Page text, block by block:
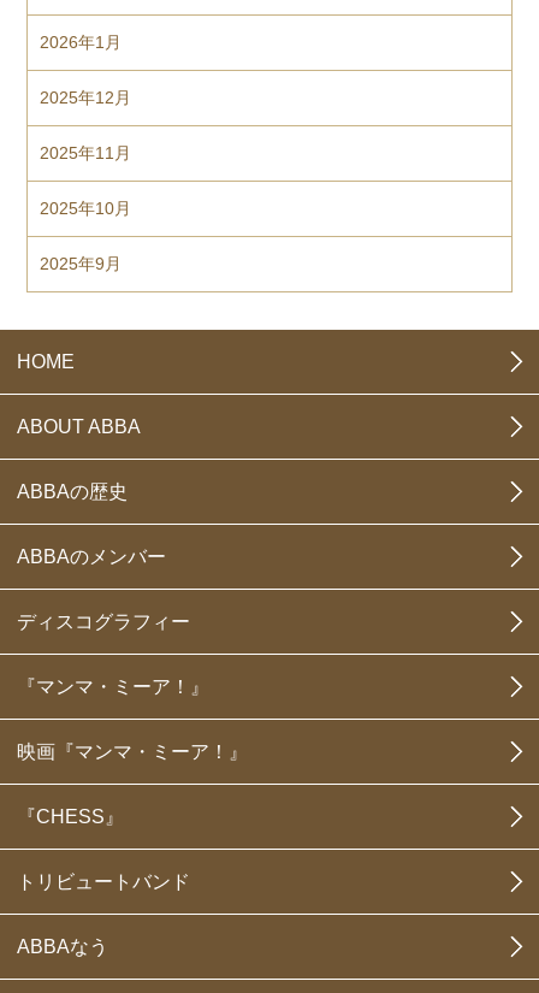
2026年1月
2025年12月
2025年11月
2025年10月
2025年9月
HOME
ABOUT ABBA
ABBAの歴史
ABBAのメンバー
ディスコグラフィー
『マンマ・ミーア！』
映画『マンマ・ミーア！』
『CHESS』
トリビュートバンド
ABBAなう